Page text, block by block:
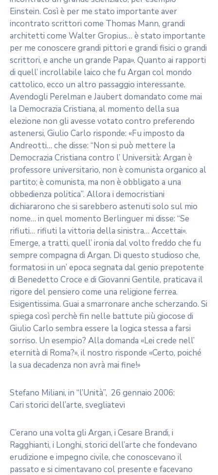
Einstein. Così è per me stato importante aver
incontrato scrittori come Thomas Mann, grandi
architetti come Walter Gropius… è stato importante
per me conoscere grandi pittori e grandi fisici o grandi
scrittori, e anche un grande Papa». Quanto ai rapporti
di quell’ incrollabile laico che fu Argan col mondo
cattolico, ecco un altro passaggio interessante.
Avendogli Perelman e Jaubert domandato come mai
la Democrazia Cristiana, al momento della sua
elezione non gli avesse votato contro preferendo
astenersi, Giulio Carlo risponde: «Fu imposto da
Andreotti… che disse: “Non si può mettere la
Democrazia Cristiana contro l’ Università: Argan è
professore universitario, non è comunista organico al
partito; è comunista, ma non è obbligato a una
obbedienza politica”. Allora i democristiani
dichiararono che si sarebbero astenuti solo sul mio
nome… in quel momento Berlinguer mi disse: “Se
rifiuti… rifiuti la vittoria della sinistra… Accettai».
Emerge, a tratti, quell’ ironia dal volto freddo che fu
sempre compagna di Argan. Di questo studioso che,
formatosi in un’ epoca segnata dal genio prepotente
di Benedetto Croce e di Giovanni Gentile, praticava il
rigore del pensiero come una religione ferrea.
Esigentissima. Guai a smarronare anche scherzando. Si
spiega così perchè fin nelle battute più giocose di
Giulio Carlo sembra essere la logica stessa a farsi
sorriso. Un esempio? Alla domanda «Lei crede nell’
eternità di Roma?», il nostro risponde «Certo, poiché
la sua decadenza non avrà mai fine!»
Stefano Miliani, in “l’Unità”, 26 gennaio 2006:
Cari storici dell’arte, svegliatevi
C’erano una volta gli Argan, i Cesare Brandi, i
Ragghianti, i Longhi, storici dell’arte che fondevano
erudizione e impegno civile, che conoscevano il
passato e si cimentavano col presente e facevano